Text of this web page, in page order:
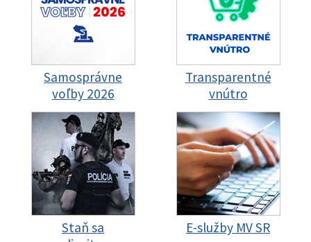
Samosprávne
voľby 2026
Transparentné
vnútro
Staň sa
E-služby MV SR